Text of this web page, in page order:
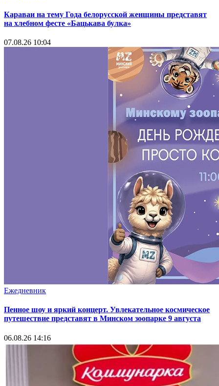
Караваи на тему Года белорусской женщины представят
на хлебном фесте «Бацькава булка»
07.08.26 10:04
Ежедневник
Пенное шоу и яркий концерт. Увлекательное космическое
путешествие представят в Минском зоопарке 9 августа
06.08.26 14:16